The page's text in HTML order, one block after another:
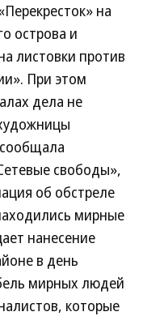
на
острова и
листовки против
При этом
дела не
свободы»,
об обстреле
мирные
нанесение
в день
мирных людей
которые